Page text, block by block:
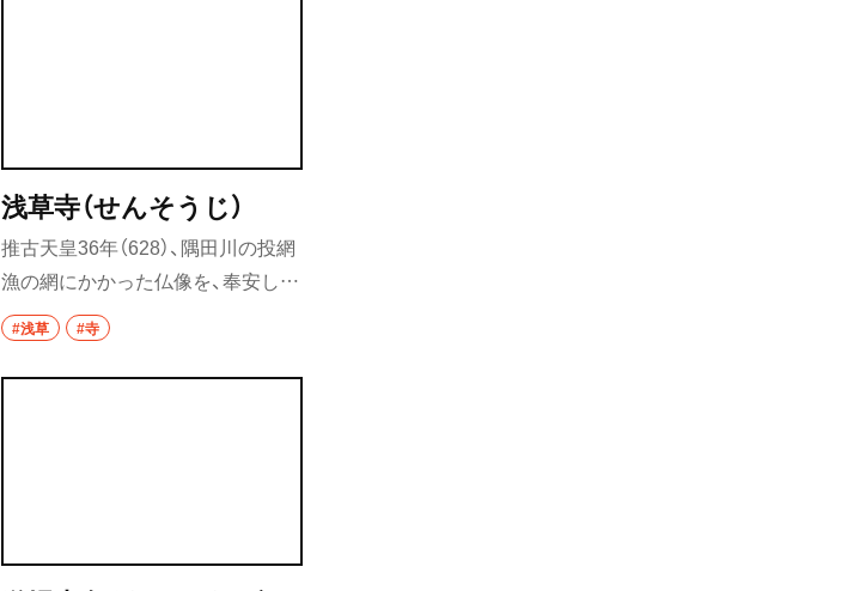
浅草寺（せんそうじ）
推古天皇36年（628）、隅田川の投網
漁の網にかかった仏像を、奉安した
のが起源という都内最古の寺院。
国内外の人で毎日にぎわい、年間で
約3000万人が訪れるという。
#浅草 #寺